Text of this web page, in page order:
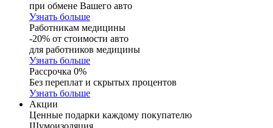
при обмене Вашего авто
Узнать больше
Работникам медицины
-20% от стоимости авто
для работников медицины
Узнать больше
Рассрочка 0%
Без переплат и скрытых процентов
Узнать больше
Акции
Ценные подарки каждому покупателю
Шумоизоляция,